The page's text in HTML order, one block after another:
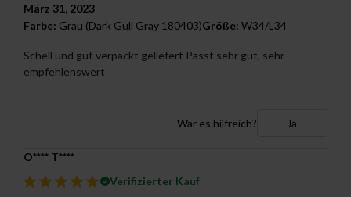
März 31, 2023
Farbe: Grau (Dark Gull Gray 180403)Größe:W34/L34
Schell und gut verpackt geliefert Passt sehr gut, sehr
empfehlenswert
War es hilfreich? Ja
O**** T****
Verifizierter Kauf